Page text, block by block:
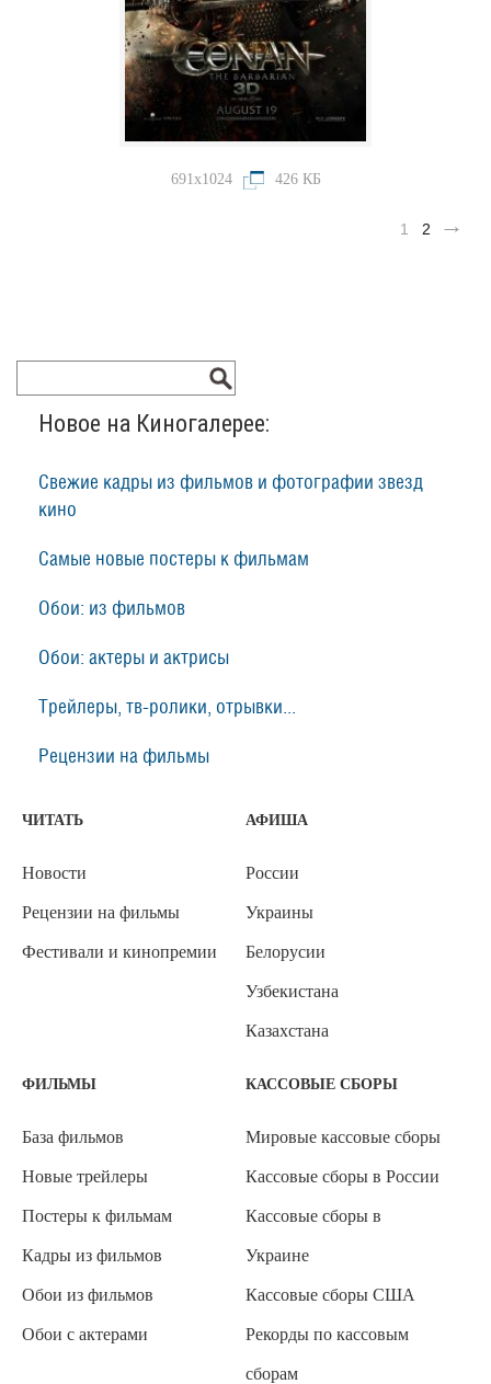
691x1024 426 КБ
1 2
Новое на Киногалерее:
Свежие кадры из фильмов и фотографии звезд
кино
Самые новые постеры к фильмам
Обои: из фильмов
Обои: актеры и актрисы
Трейлеры, тв-ролики, отрывки...
Рецензии на фильмы
ЧИТАТЬ
Новости
Рецензии на фильмы
Фестивали и кинопремии
АФИША
России
Украины
Белорусии
Узбекистана
Казахстана
ФИЛЬМЫ
База фильмов
Новые трейлеры
Постеры к фильмам
Кадры из фильмов
Обои из фильмов
Обои с актерами
КАССОВЫЕ СБОРЫ
Мировые кассовые сборы
Кассовые сборы в России
Кассовые сборы в
Украине
Кассовые сборы США
Рекорды по кассовым
сборам